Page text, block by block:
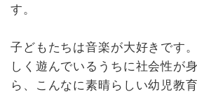
す。
子どもたちは音楽が大好きです
しく遊んでいるうちに社会性が
ら、こんなに素晴らしい幼児教